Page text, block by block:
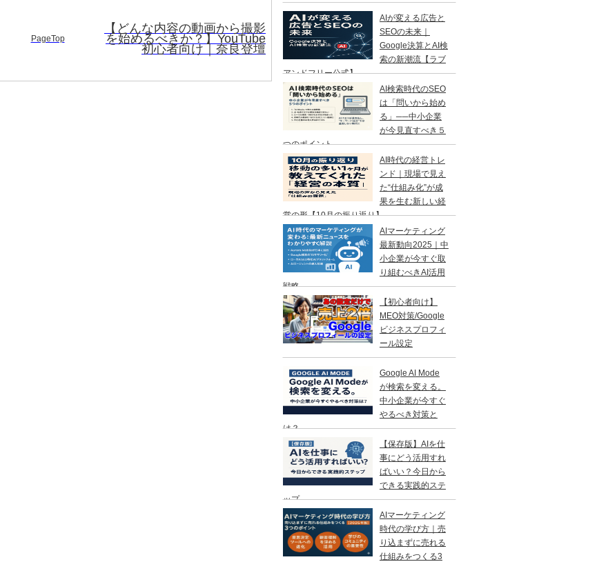
PageTop
【どんな内容の動画から撮影
を始めるべきか？】YouTube
初心者向け｜奈良登壇
AIが変える広告と
SEOの未来｜
Google決算とAI検
索の新潮流【ラブ
アンドフリー公式】
AI検索時代のSEO
は「問いから始め
る」──中小企業
が今見直すべき５
つのポイント
AI時代の経営トレ
ンド｜現場で見え
た“仕組み化”が成
果を生む新しい経
営の形【10月の振り返り】
AIマーケティング
最新動向2025｜中
小企業が今すぐ取
り組むべきAI活用
戦略
【初心者向け】
MEO対策/Google
ビジネスプロフィ
ール設定
Google AI Mode
が検索を変える。
中小企業が今すぐ
やるべき対策と
は？
【保存版】AIを仕
事にどう活用すれ
ばいい？今日から
できる実践的ステ
ップ
AIマーケティング
時代の学び方｜売
り込まずに売れる
仕組みをつくる3